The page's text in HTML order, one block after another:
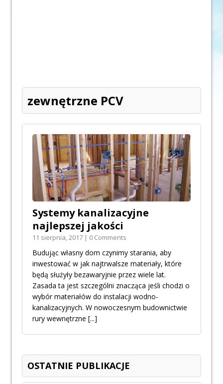
zewnętrzne PCV
Systemy kanalizacyjne
najlepszej jakości
11 sierpnia, 2017 | 0 Comments
Budując własny dom czynimy starania, aby
inwestować w jak najtrwalsze materiały, które
będą służyły bezawaryjnie przez wiele lat.
Zasada ta jest szczególni znacząca jeśli chodzi o
wybór materiałów do instalacji wodno-
kanalizacyjnych. W nowoczesnym budownictwie
rury wewnętrzne [...]
OSTATNIE PUBLIKACJE